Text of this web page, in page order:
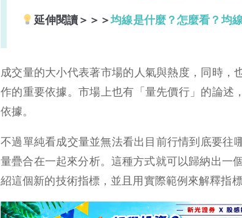
延伸閱讀＞＞＞均線是什麼？怎麼看？均
成交量的大小代表著市場的人氣與熱度，同時
作的重要依據。市場上也有「量先價行」的論述
依據。
不過單純看成交量並無法看出目前行情到底要往
量疊合在一起來分析。這種方式就可以歸納出一
紹這個新的技術指標，並且用實際範例來解釋指